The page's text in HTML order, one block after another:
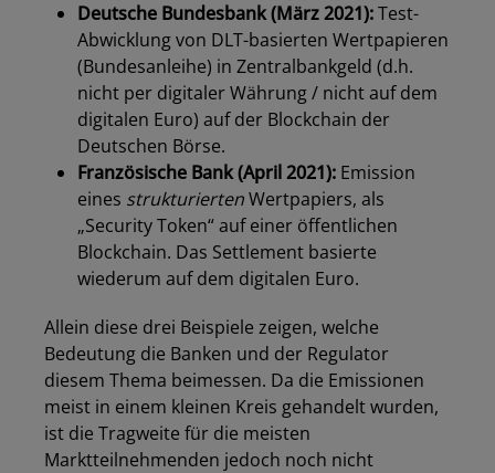
Deutsche Bundesbank (März 2021):Test-
Abwicklung von DLT-basierten Wertpapieren
(Bundesanleihe) in Zentralbankgeld (d.h.
nicht per digitaler Währung / nicht auf dem
digitalen Euro) auf der Blockchain der
Deutschen Börse.
Französische Bank (April 2021): Emission
eines strukturiertenWertpapiers, als
„Security Token“ auf einer öffentlichen
Blockchain. Das Settlement basierte
wiederum auf dem digitalen Euro.
Allein diese drei Beispiele zeigen, welche
Bedeutung die Banken und der Regulator
diesem Thema beimessen. Da die Emissionen
meist in einem kleinen Kreis gehandelt wurden,
ist die Tragweite für die meisten
Marktteilnehmenden jedoch noch nicht